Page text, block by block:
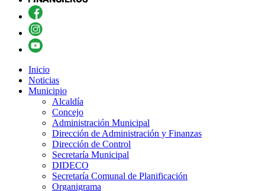
Inicio
Noticias
Municipio
Alcaldía
Concejo
Administración Municipal
Dirección de Administración y Finanzas
Dirección de Control
Secretaría Municipal
DIDECO
Secretaría Comunal de Planificación
Organigrama